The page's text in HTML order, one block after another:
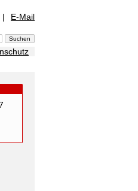
| E-Mail